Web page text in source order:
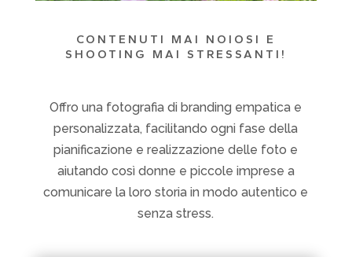
CONTENUTI MAI NOIOSI E
SHOOTING MAI STRESSANTI!
Offro una fotografia di branding empatica e
personalizzata, facilitando ogni fase della
pianificazione e realizzazione delle foto e
aiutando così donne e piccole imprese a
comunicare la loro storia in modo autentico e
senza stress.